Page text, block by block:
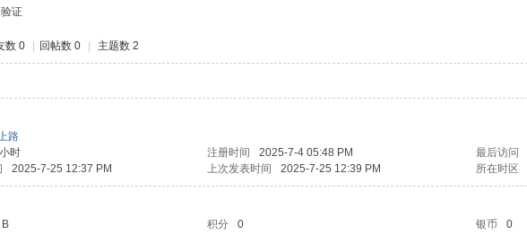
证
数 0 回帖数 0 主题数 2
路
时 注册时间 2025-7-4 05:48 PM 最后访问
2025-7-25 12:37 PM 上次发表时间 2025-7-25 12:39 PM 所在时区
B 积分 0 银币 0